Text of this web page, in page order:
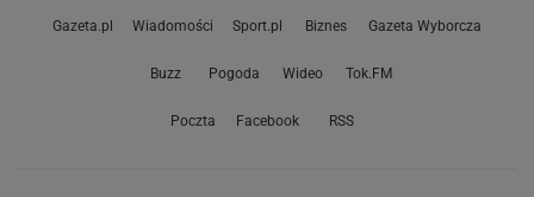
Gazeta.pl Wiadomości Sport.pl Biznes Gazeta Wyborcza
Buzz Pogoda Wideo Tok.FM
Poczta Facebook RSS